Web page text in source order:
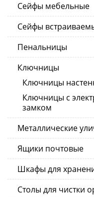
Сейфы мебельные
Сейфы
Пенальницы
Ключницы
Ключницы
Ключницы с
замком
Металлические
Ящики почтовые
Шкафы для
Столы для чистки